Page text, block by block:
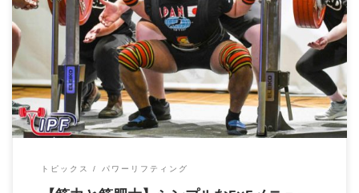
【筋力と筋肥大の真実】シングル・テン・ヘビーファイブ、それ
ぞれのメリットと落とし穴 「どの回数で鍛え […]
トピックス パワーリフティング